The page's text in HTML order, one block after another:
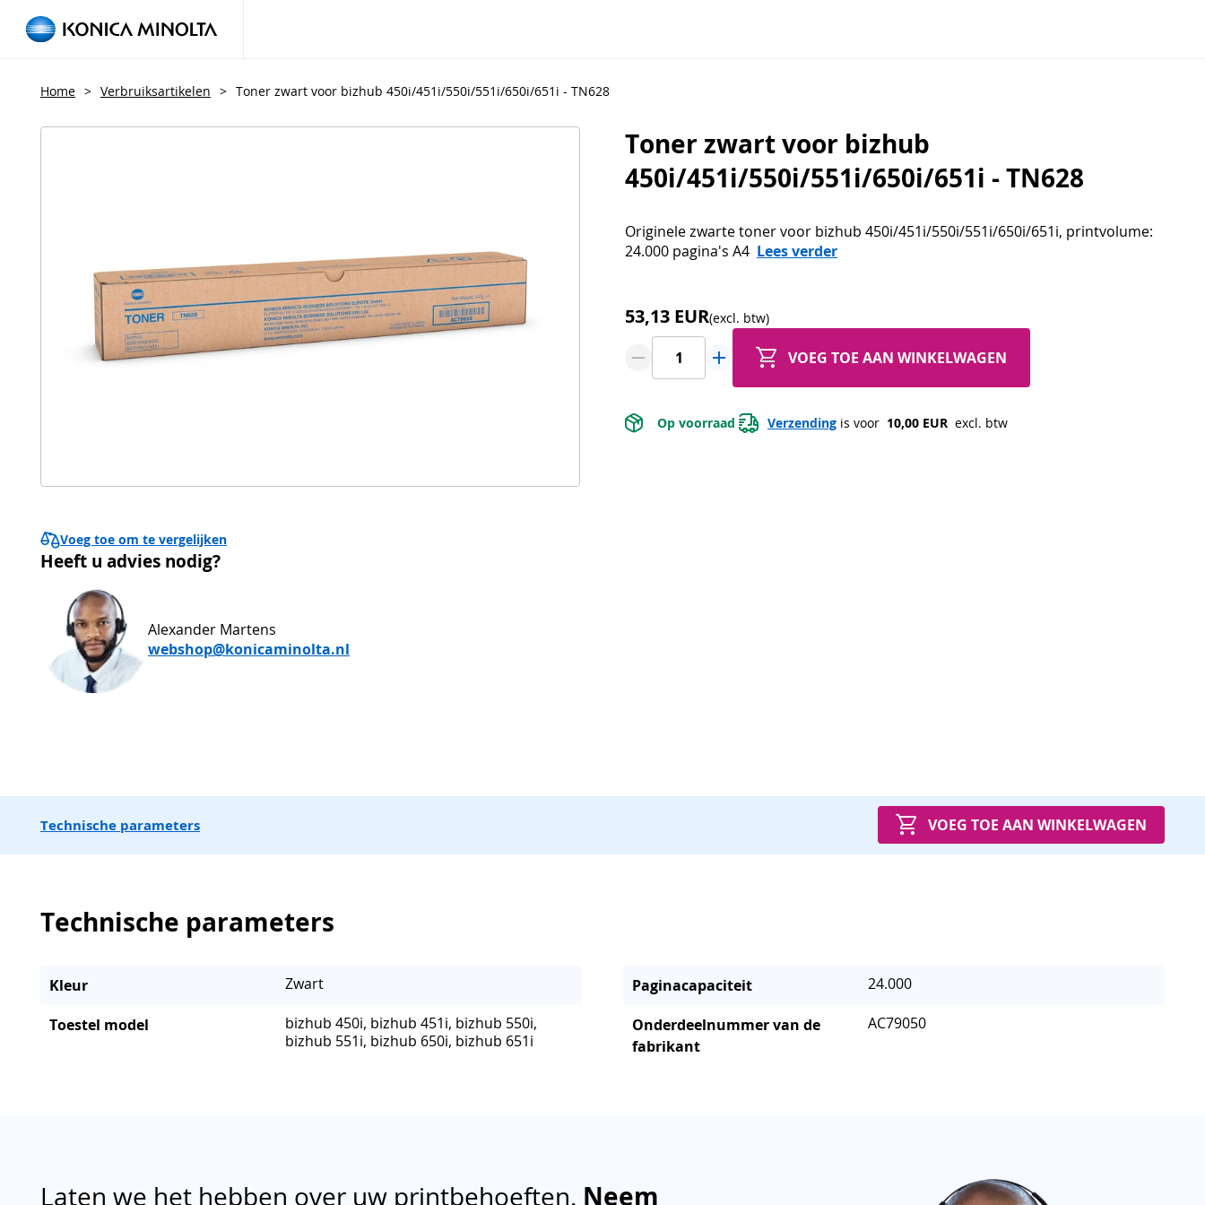
Home > Verbruiksartikelen > Toner zwart voor bizhub 450i/451i/550i/551i/650i/651i - TN628
Toner zwart voor bizhub
450i/451i/550i/551i/650i/651i - TN628
Originele zwarte toner voor bizhub 450i/451i/550i/551i/650i/651i, printvolume:
24.000 pagina's A4 Lees verder
53,13 EUR(excl. btw)
VOEG TOE AAN WINKELWAGEN
Op voorraad Verzending is voor 10,00 EUR excl. btw
Voeg toe om te vergelijken
Heeft u advies nodig?
Alexander Martens
webshop@konicaminolta.nl
Technische parameters VOEG TOE AAN WINKELWAGEN
Technische parameters
Kleur Zwart Paginacapaciteit 24.000
Toestel model
bizhub 450i, bizhub 451i, bizhub 550i,
bizhub 551i, bizhub 650i, bizhub 651i
Onderdeelnummer van de
fabrikant
AC79050
Laten we het hebben over uw printbehoeften. Neem